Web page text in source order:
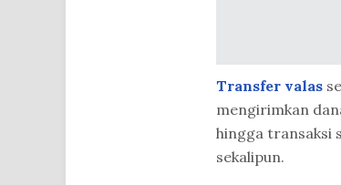
Transfer valas
mengirimkan
hingga transaksi
sekalipun.